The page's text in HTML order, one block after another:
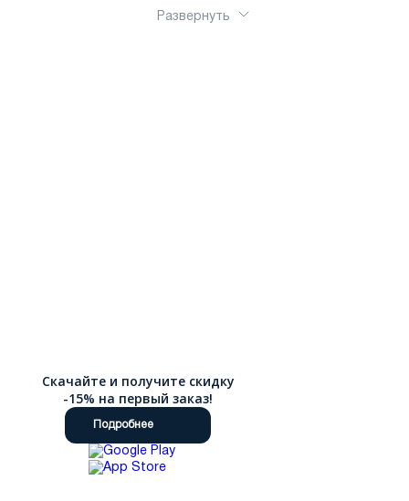
Развернуть
Скачайте и получите скидку
-15% на первый заказ!
Подробнее